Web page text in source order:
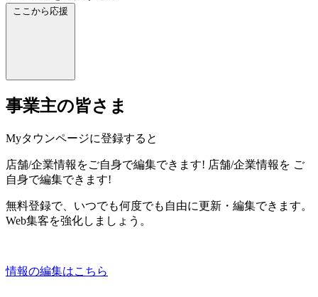
ここから応援
事業主の皆さま
Myタウンページに登録すると
店舗/企業情報をご自身で編集できます! 店舗/企業情報を ご
自身で編集できます!
無料登録で、いつでも何度でも自由に更新・編集できます。
Web集客を強化しましょう。
情報の編集はこちら